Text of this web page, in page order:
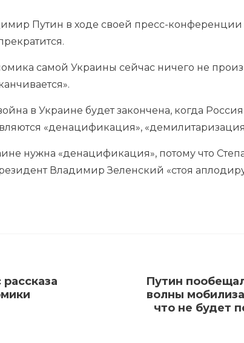
Путин в ходе своей пресс-конференции
самой Украины сейчас ничего не
в Украине будет закончена, когда
«денацификация»,
нужна «денацификация», потому что
Владимир Зеленский «стоя
Путин
волны
что не будет